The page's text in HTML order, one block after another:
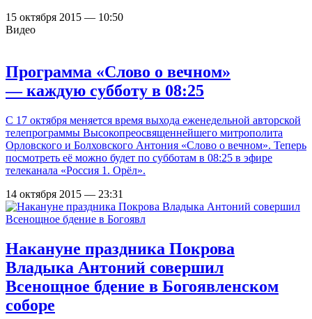
15 октября 2015 — 10:50
Видео
Программа «Слово о вечном»
— каждую субботу в 08:25
С 17 октября меняется время выхода еженедельной авторской
телепрограммы Высокопреосвященнейшего митрополита
Орловского и Болховского Антония «Слово о вечном». Теперь
посмотреть её можно будет по субботам в 08:25 в эфире
телеканала «Россия 1. Орёл».
14 октября 2015 — 23:31
Накануне праздника Покрова
Владыка Антоний совершил
Всенощное бдение в Богоявленском
соборе